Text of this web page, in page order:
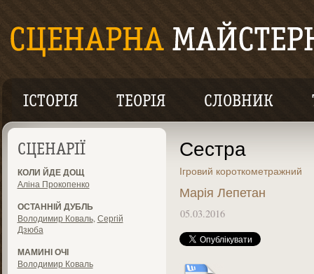
ІСТОРІЯ ТЕОРІЯ СЛОВНИК
СЦЕНАРІЇ
КОЛИ ЙДЕ ДОЩ
Аліна Прокопенко
ОСТАННІЙ ДУБЛЬ
Володимир Коваль, Сергій
Дзюба
МАМИНІ ОЧІ
Володимир Коваль
Сестра
Ігровий короткометражний
Марія Лепетан
05.03.2016